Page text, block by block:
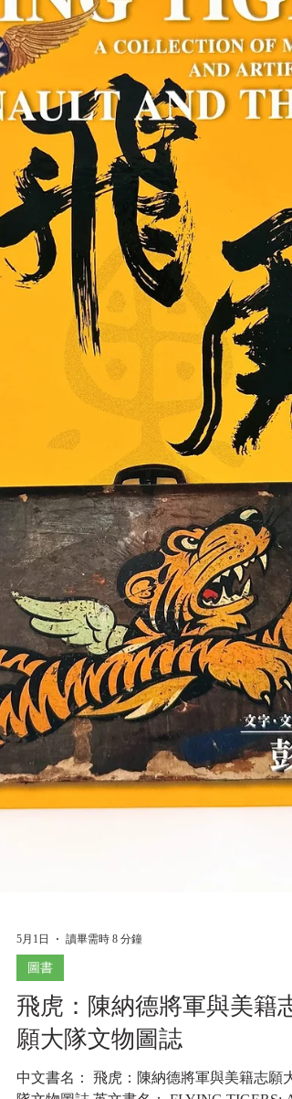
Collections | 黑水博物館館藏》 1. 基本資料
物名稱： 民國32年(1943) 美國陸海軍 FM 30-
30 / BUAER 3《飛行器目視識別圖冊》 英文
名稱： 1943 U.S. Army and Navy FM 30-30 /
BUAER 3 Aircraft Recognition Pictorial Manual
發行日期： 民國32年(1943)4月1日（陸軍部
版） / 民國32年(1943)6月（海軍部版） 文物
作者： 美國戰爭部 (War Department) 與 美國
海軍部航空局 (Navy Department Bureau of
Aeronautics) 聯合編纂 發行地點： 美國華盛
特區 (U.S.A. Wash